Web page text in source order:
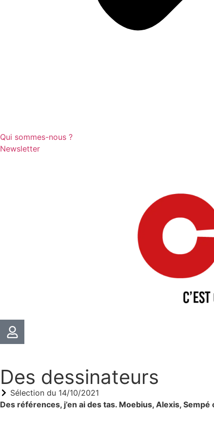
Qui sommes-nous ?
Newsletter
Des dessinateurs
Sélection du 14/10/2021
Des références, j’en ai des tas. Moebius, Alexis, Sempé